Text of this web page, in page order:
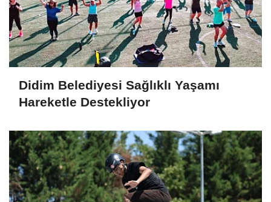
Didim Belediyesi Sağlıklı Yaşamı
Hareketle Destekliyor